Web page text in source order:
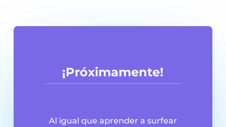
¡Próximamente!
Al igual que aprender a surfear